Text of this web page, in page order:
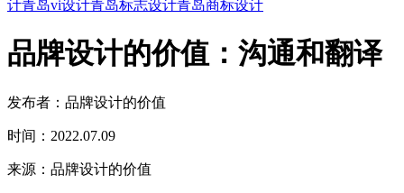
计青岛vi设计青岛标志设计青岛商标设计
品牌设计的价值：沟通和翻译
发布者：品牌设计的价值
时间：2022.07.09
来源：品牌设计的价值